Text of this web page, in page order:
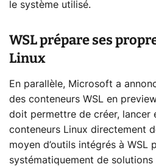
le système utilisé.
WSL prépare ses
Linux
En parallèle, Microsoft a
des conteneurs WSL en
doit permettre de créer, lancer
conteneurs Linux directement
moyen d’outils intégrés à WSL
systématiquement de solutions